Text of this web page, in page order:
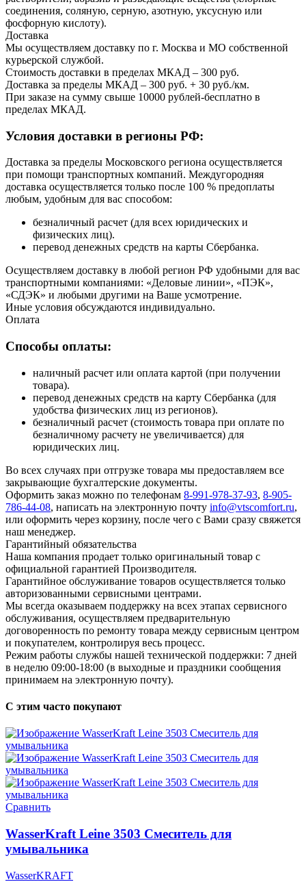
соединения, соляную, серную, азотную, уксусную или
фосфорную кислоту).
Доставка
Мы осуществляем доставку по г. Москва и МО собственной
курьерской службой.
Стоимость доставки в пределах МКАД – 300 руб.
Доставка за пределы МКАД – 300 руб. + 30 руб./км.
При заказе на сумму свыше 10000 рублей-бесплатно в
пределах МКАД.
Условия доставки в регионы РФ:
Доставка за пределы Московского региона осуществляется
при помощи транспортных компаний. Междугородняя
доставка осуществляется только после 100 % предоплаты
любым, удобным для вас способом:
безналичный расчет (для всех юридических и
физических лиц).
перевод денежных средств на карты Сбербанка.
Осуществляем доставку в любой регион РФ удобными для вас
транспортными компаниями: «Деловые линии», «ПЭК»,
«СДЭК» и любыми другими на Ваше усмотрение.
Иные условия обсуждаются индивидуально.
Оплата
Способы оплаты:
наличный расчет или оплата картой (при получении
товара).
перевод денежных средств на карту Сбербанка (для
удобства физических лиц из регионов).
безналичный расчет (стоимость товара при оплате по
безналичному расчету не увеличивается) для
юридических лиц.
Во всех случаях при отгрузке товара мы предоставляем все
закрывающие бухгалтерские документы.
Оформить заказ можно по телефонам 8-991-978-37-93, 8-905-
786-44-08, написать на электронную почту info@vtscomfort.ru,
или оформить через корзину, после чего с Вами сразу свяжется
наш менеджер.
Гарантийный обязательства
Наша компания продает только оригинальный товар с
официальной гарантией Производителя.
Гарантийное обслуживание товаров осуществляется только
авторизованными сервисными центрами.
Мы всегда оказываем поддержку на всех этапах сервисного
обслуживания, осуществляем предварительную
договоренность по ремонту товара между сервисным центром
и покупателем, контролируя весь процесс.
Режим работы службы нашей технической поддержки: 7 дней
в неделю 09:00-18:00 (в выходные и праздники сообщения
принимаем на электронную почту).
С этим часто покупают
Сравнить
WasserKraft Leine 3503 Смеситель для
умывальника
WasserKRAFT